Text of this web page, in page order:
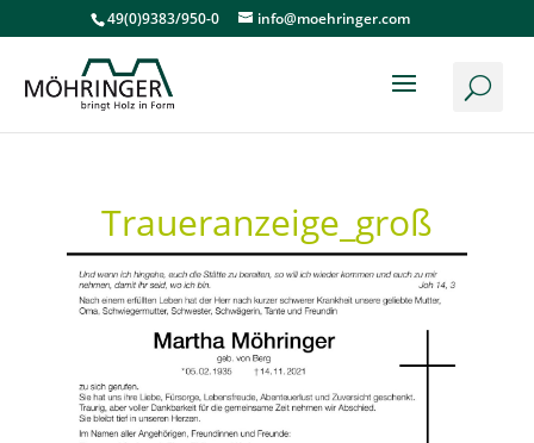
49(0)9383/950-0 info@moehringer.com
Traueranzeige_groß